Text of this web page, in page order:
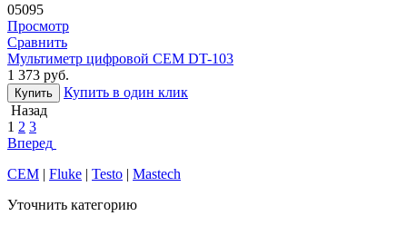
05095
Просмотр
Сравнить
Мультиметр цифровой CEM DT-103
1 373 руб.
Купить
Купить в один клик
Назад
1 2 3
Вперед
CEM | Fluke | Testo | Mastech
Уточнить категорию